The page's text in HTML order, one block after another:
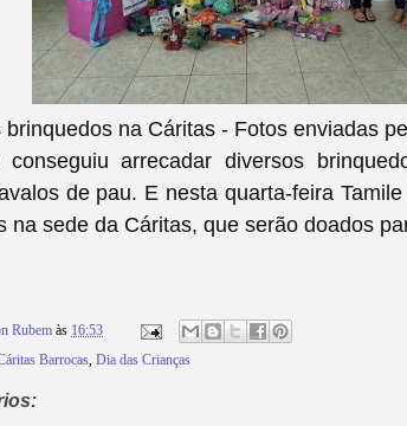
brinquedos na Cáritas - Fotos enviadas
conseguiu arrecadar diversos
de pau. E nesta quarta-feira
na sede da Cáritas, que serão doados
Rubem às 16:53
Barrocas, Dia das Crianças